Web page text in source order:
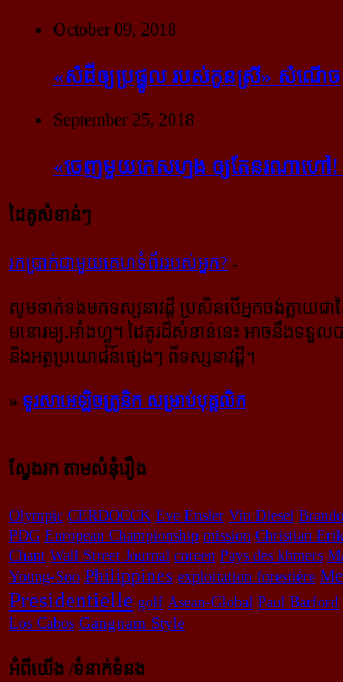
October 09, 2018
«សំដី​ឲ្យ​ប្រផ្នូល របស់​កូនស្រី» សំណើច
September 25, 2018
«ចេញ​មួយ​កេស​ហ្មង ឲ្យ​តែ​នរណា​ហ
ដៃគូសំខាន់ៗ
រក​​ប្រាក់​​ជា​​មួយ​​គេហទំព័រ​​របស់​​អ្នក? -
សូម​ទាក់ទង​មក​ទស្សនាវដ្ដី ប្រសិន​បើ​អ្នក​ចង់​ក្លាយ​ជា​
មនោរម្យ.អាំងហ្វូ។ ដៃ​គូរ​ដ៏​សំខាន់​នេះ អាច​នឹង​ទទួ
និង​អត្ថ​ប្រយោជន៍​ផ្សេងៗ ពីទស្សនាវដ្ដី។
» ទូរសាអេឡិចត្រូនិក សម្រាប់បុគ្គលិក
ស្វែងរក តាមសំនុំរឿង
Olympic CERDOCCK Eve Ensler Vin Diesel
PDG European Championship mission Christian
Chant Wall Street Journal coreen Pays des khmers
Young-Soo Philippines exploitation forestière
Presidentielle golf Asean-Global Paul Barford
Los Cabos Gangnam Style
អំពីយើង /ទំនាក់ទំនង